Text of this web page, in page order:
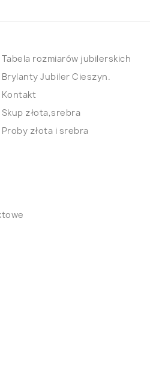
Tabela rozmiarów jubilerskich
Brylanty Jubiler Cieszyn.
Kontakt
Skup złota,srebra
Proby złota i srebra